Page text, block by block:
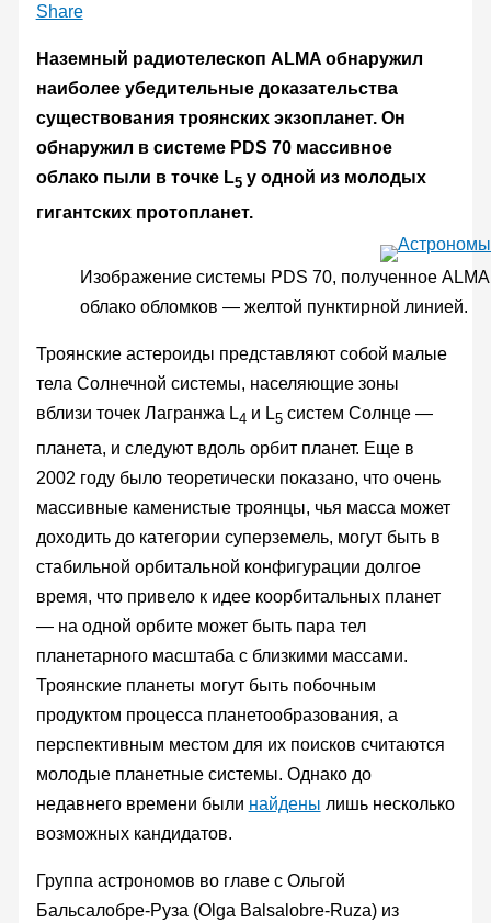
Share
Наземный радиотелескоп ALMA обнаружил
наиболее убедительные доказательства
существования троянских экзопланет. Он
обнаружил в системе PDS 70 массивное
облако пыли в точке L5у одной из молодых
гигантских протопланет.
Изображение системы PDS 70, полученное
облако обломков — желтой пунктирной линией.
Троянские астероиды представляют собой малые
тела Солнечной системы, населяющие зоны
вблизи точек Лагранжа L4 и L5систем Солнце —
планета, и следуют вдоль орбит планет. Еще в
2002 году было теоретически показано, что очень
массивные каменистые троянцы, чья масса может
доходить до категории суперземель, могут быть в
стабильной орбитальной конфигурации долгое
время, что привело к идее коорбитальных планет
— на одной орбите может быть пара тел
планетарного масштаба с близкими массами.
Троянские планеты могут быть побочным
продуктом процесса планетообразования, а
перспективным местом для их поисков считаются
молодые планетные системы. Однако до
недавнего времени были найдены лишь несколько
возможных кандидатов.
Группа астрономов во главе с Ольгой
Бальсалобре-Руза (Olga Balsalobre-Ruza) из